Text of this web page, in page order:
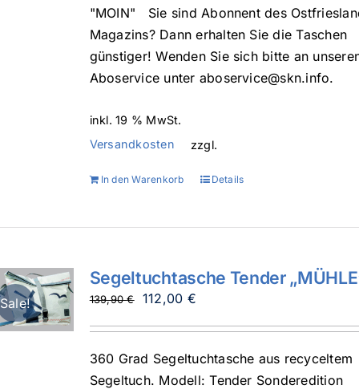
"MOIN" Sie sind Abonnent des
Magazins? Dann erhalten Sie die Taschen
günstiger! Wenden Sie sich bitte an
Aboservice unter aboservice@skn.info.
inkl. 19 % MwSt.
zzgl.
Versandkosten
In den Warenkorb Details
Sale!
Segeltuchtasche Tender
139,90€
Ursprünglicher
139,90 €
112,00 €Aktueller
112,00 €.
360 Grad Segeltuchtasche aus recyceltem
Segeltuch. Modell: Tender Sonderedition